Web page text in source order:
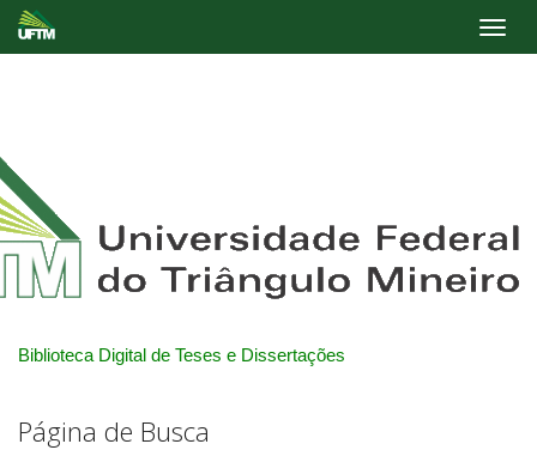
Biblioteca Digital de Teses e Dissertações
Página de Busca